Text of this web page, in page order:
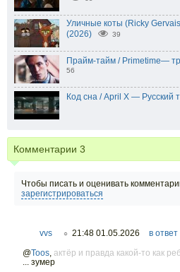
Уличные коты (Ricky
(2026)
39
Прайм-тайм / Primetime—
56
Код сна / April X — Русский
Комментарии 3
Чтобы писать и оценивать
зарегистрироваться
vvs ○ 21:48 01.05.2026 в ответ
@Toos, актёр и правда какой-то как
... зумер